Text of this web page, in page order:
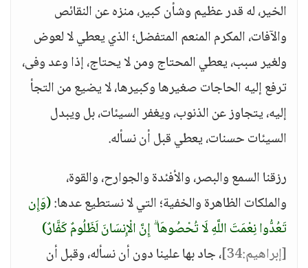
الخير، له قدر عظيم وشأن كبير، منزه عن النقائص
والآفات، المكرم المنعم المتفضل؛ الذي يعطي لا لعوض
ولغير سبب، يعطي المحتاج ومن لا يحتاج، إذا وعد وفى،
ترفع إليه الحاجات صغيرها وكبيرها، لا يضيع من التجأ
إليه، يتجاوز عن الذنوب، ويغفر السيئات، بل ويبدل
السيئات حسنات، يعطي قبل أن نسأله.
رزقنا السمع والبصر، والأفئدة والجوارح، والقوة،
والملكات الظاهرة والخفية؛ التي لا نستطيع عدها:(وَإِن
تَعُدُّوا نِعْمَتَ اللَّهِ لَا تُحْصُوهَا ۗ إِنَّ الْإِنسَانَ لَظَلُومٌ كَفَّارٌ)
[إبراهيم:34]
، جاد بها علينا دون أن نسأله، وقبل أن